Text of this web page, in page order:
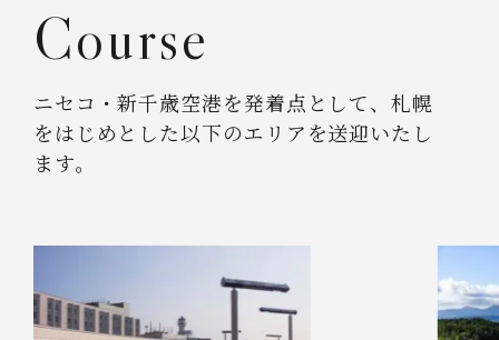
Course
ニセコ・新千歳空港を発着点として、札幌
をはじめとした以下のエリアを送迎いたし
ます。